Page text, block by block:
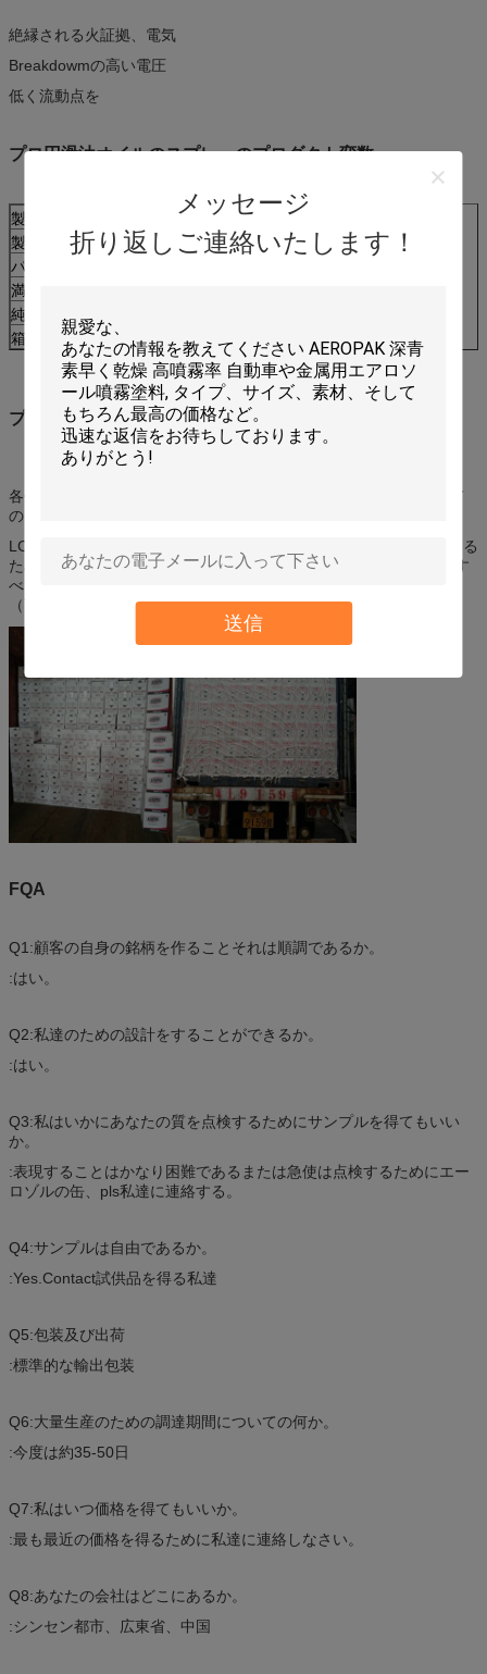
メッセージ
折り返しご連絡いたします！
送信
絶縁される火証拠、電気
Breakdowmの高い電圧
低く流動点を
プロ円滑油オイルのスプレーのプロダクト変数
製品名
Aeropakのプロ円滑油オイルのスプレー
製品コード
APK-8340
パッケージ
満たされたML
純重量
箱のサイズ（mm）275X205X205
プロ円滑油オイルのスプレーのパッケージ
各缶を分け、負傷から各缶を保護するために斜めに一致するすべて
のプロダクト カードとto12部分を24部分カートンの48部分。
LCLによって出荷されたら、私達は交通機関で安全な商品を保護する
ためにプラスチック フィルムが付いているパレットおよび覆いにす
べての商品を詰め発注された量の商品を受け取ることを確かめる
（商品の損失を得ない）。
FQA
Q1:顧客の自身の銘柄を作ることそれは順調であるか。
:はい。
Q2:私達のための設計をすることができるか。
:はい。
Q3:私はいかにあなたの質を点検するためにサンプルを得てもいい
か。
:表現することはかなり困難であるまたは急使は点検するためにエー
ロゾルの缶、pls私達に連絡する。
Q4:サンプルは自由であるか。
:Yes.Contact試供品を得る私達
Q5:包装及び出荷
:標準的な輸出包装
Q6:大量生産のための調達期間についての何か。
:今度は約35-50日
Q7:私はいつ価格を得てもいいか。
:最も最近の価格を得るために私達に連絡しなさい。
Q8:あなたの会社はどこにあるか。
:シンセン都市、広東省、中国